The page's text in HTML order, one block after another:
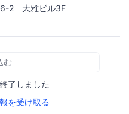
6-2 大雅ビル3F
む
了しました
を受け取る